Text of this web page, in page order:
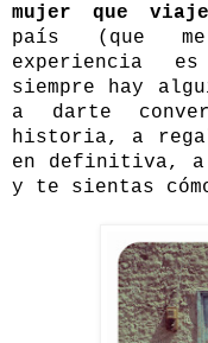
mujer que
país (que
experiencia
siempre hay
a darte
historia, a
en definitiva, a
y te sientas